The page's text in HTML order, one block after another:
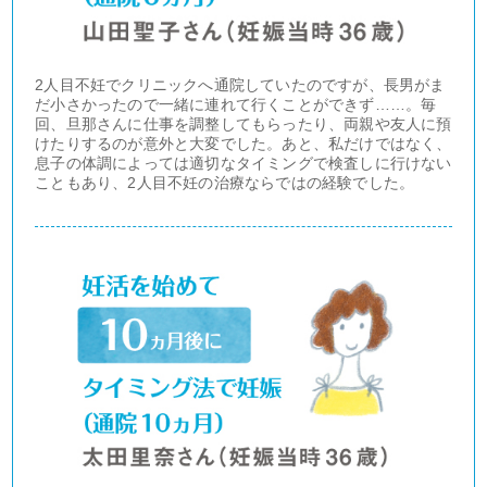
2人目不妊でクリニックへ通院していたのですが、長男がま
だ小さかったので一緒に連れて行くことができず……。毎
回、旦那さんに仕事を調整してもらったり、両親や友人に預
けたりするのが意外と大変でした。あと、私だけではなく、
息子の体調によっては適切なタイミングで検査しに行けない
こともあり、2人目不妊の治療ならではの経験でした。